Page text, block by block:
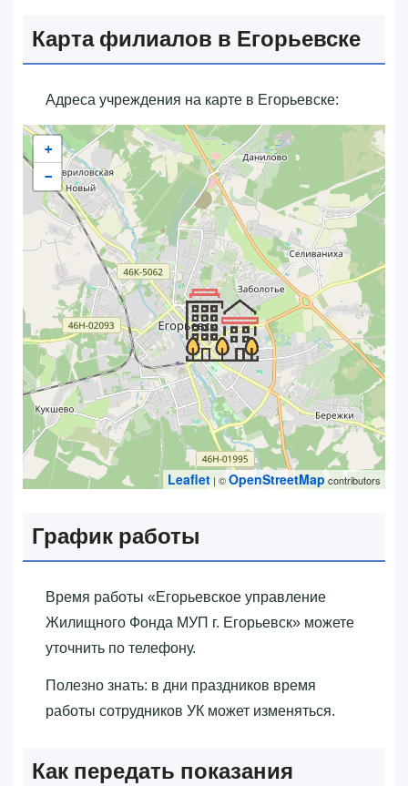
Карта филиалов в Егорьевске
Адреса учреждения на карте в Егорьевске:
+
−
Leaflet | ©OpenStreetMap contributors
График работы
Время работы «‎Егорьевское управление
Жилищного Фонда МУП г. Егорьевск»‎ можете
уточнить по телефону.
Полезно знать: в дни праздников время
работы сотрудников УК может изменяться.
Как передать показания